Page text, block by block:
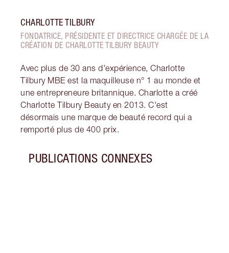
CHARLOTTE TILBURY
FONDATRICE, PRÉSIDENTE ET DIRECTRICE CHARGÉE DE LA
CRÉATION DE CHARLOTTE TILBURY BEAUTY
Avec plus de 30 ans d'expérience, Charlotte
Tilbury MBE est la maquilleuse n° 1 au monde et
une entrepreneure britannique. Charlotte a créé
Charlotte Tilbury Beauty en 2013. C'est
désormais une marque de beauté record qui a
remporté plus de 400 prix.
PUBLICATIONS CONNEXES